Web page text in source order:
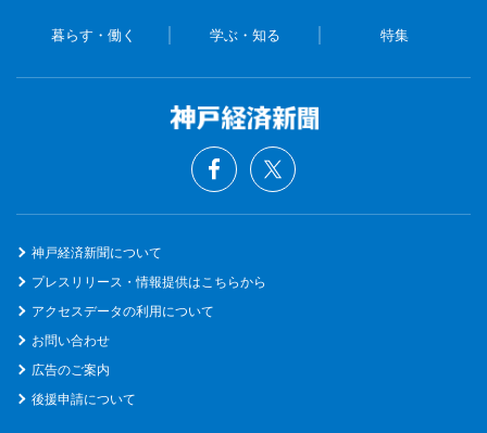
暮らす・働く 学ぶ・知る 特集
神戸経済新聞について
プレスリリース・情報提供はこちらから
アクセスデータの利用について
お問い合わせ
広告のご案内
後援申請について